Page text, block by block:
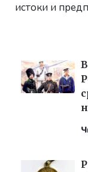
истоки и